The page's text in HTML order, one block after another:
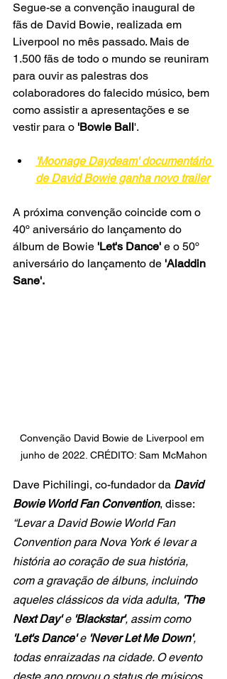
Segue-se a convenção inaugural de
fãs de David Bowie, realizada em
Liverpool no mês passado. Mais de
1.500 fãs de todo o mundo se reuniram
para ouvir as palestras dos
colaboradores do falecido músico, bem
como assistir a apresentações e se
vestir para o 'Bowie Ball'.
'Moonage Daydeam' documentário
de David Bowie ganha novo trailer
A próxima convenção coincide com o
40º aniversário do lançamento do
álbum de Bowie 'Let's Dance' e o 50º
aniversário do lançamento de 'Aladdin
Sane'.
Convenção David Bowie de Liverpool em
junho de 2022. CRÉDITO: Sam McMahon
Dave Pichilingi, co-fundador da David
Bowie World Fan Convention, disse:
“Levar a David Bowie World Fan
Convention para Nova York é levar a
história ao coração de sua história,
com a gravação de álbuns, incluindo
aqueles clássicos da vida adulta, 'The
Next Day' e 'Blackstar', assim como
'Let's Dance' e 'Never Let Me Down',
todas enraizadas na cidade. O evento
deste ano provou o status de músicos,